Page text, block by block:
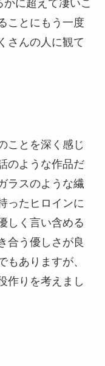
かに超えて凄いこ
ことにもう一度
さんの人に観て
ことを深く感じ
のような作品だ
ラスのような繊
ったヒロインに
しく言い含める
合う優しさが良
もありますが、
作りを考えまし